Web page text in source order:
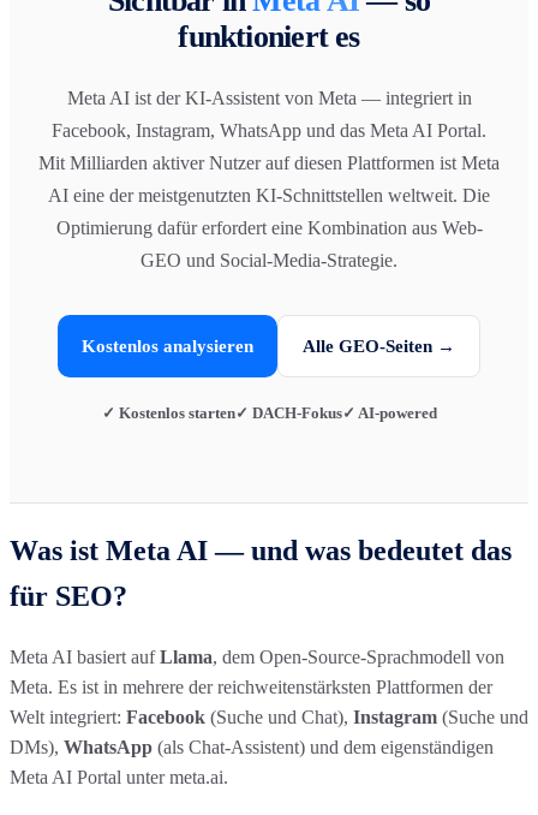
funktioniert es
Meta AI ist der KI-Assistent von Meta — integriert in
Facebook, Instagram, WhatsApp und das Meta AI Portal.
Mit Milliarden aktiver Nutzer auf diesen Plattformen ist Meta
AI eine der meistgenutzten KI-Schnittstellen weltweit. Die
Optimierung dafür erfordert eine Kombination aus Web-
GEO und Social-Media-Strategie.
Kostenlos analysieren Alle GEO-Seiten →
✓ Kostenlos starten✓ DACH-Fokus✓ AI-powered
Was ist Meta AI — und was bedeutet das
für SEO?
Meta AI basiert aufLlama, dem Open-Source-Sprachmodell von
Meta. Es ist in mehrere der reichweitenstärksten Plattformen der
Welt integriert: Facebook (Suche und Chat), Instagram (Suche und
DMs), WhatsApp (als Chat-Assistent) und dem eigenständigen
Meta AI Portal unter meta.ai.